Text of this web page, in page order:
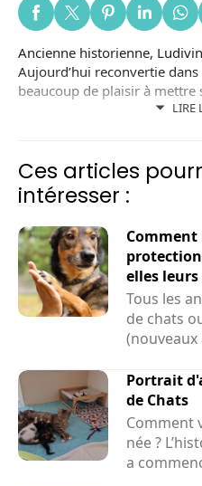
LIRE
Ancienne historienne,
Aujourd’hui reconvertie
beaucoup de plaisir à mettre
animaux, une autre de ses
Ces articles
intéresser :
Comment
elles leurs
Tous les
de chats
(nouveaux
Portrait
de Chats
Comment
née ? L’histoire de Paroles de Chats
a